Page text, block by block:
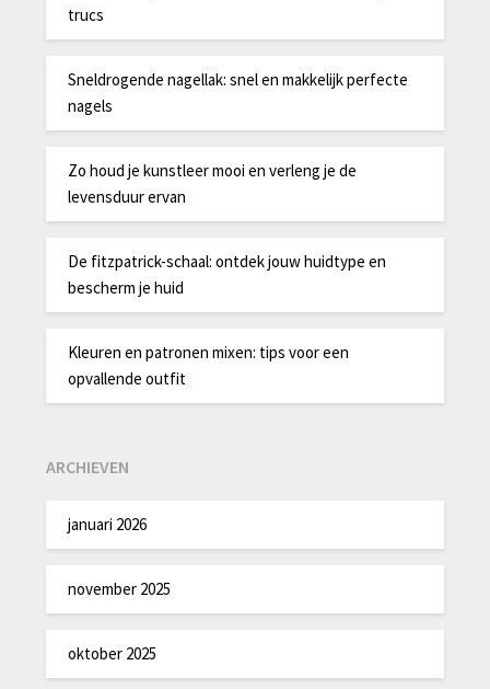
trucs
Sneldrogende nagellak: snel en makkelijk perfecte
nagels
Zo houd je kunstleer mooi en verleng je de
levensduur ervan
De fitzpatrick-schaal: ontdek jouw huidtype en
bescherm je huid
Kleuren en patronen mixen: tips voor een
opvallende outfit
ARCHIEVEN
januari 2026
november 2025
oktober 2025